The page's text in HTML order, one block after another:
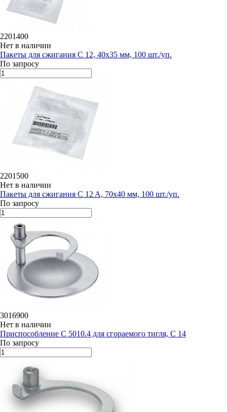
2201400
Нет в наличии
Пакеты для сжигания C 12, 40х35 мм, 100 шт./уп.
По запросу
2201500
Нет в наличии
Пакеты для сжигания C 12 A, 70х40 мм, 100 шт./уп.
По запросу
3016900
Нет в наличии
Приспособление C 5010.4 для сгораемого тигля, C 14
По запросу